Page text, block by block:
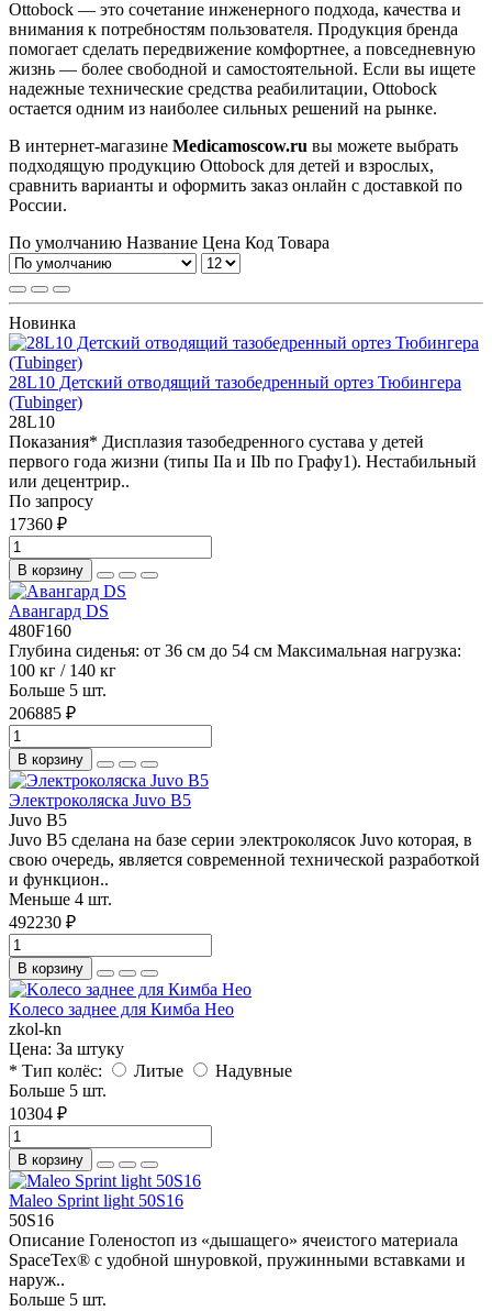
Ottobock — это сочетание инженерного подхода, качества и
внимания к потребностям пользователя. Продукция бренда
помогает сделать передвижение комфортнее, а повседневную
жизнь — более свободной и самостоятельной. Если вы ищете
надежные технические средства реабилитации, Ottobock
остается одним из наиболее сильных решений на рынке.
В интернет-магазине Medicamoscow.ru вы можете выбрать
подходящую продукцию Ottobock для детей и взрослых,
сравнить варианты и оформить заказ онлайн с доставкой по
России.
По умолчанию Название Цена Код Товара
Новинка
28L10 Детский отводящий тазобедренный ортез Тюбингера
(Tubinger)
28L10
Показания* Дисплазия тазобедренного сустава у детей
первого года жизни (типы IIa и IIb по Графу1). Нестабильный
или децентрир..
По запросу
17360 ₽
В корзину
Авангард DS
480F160
Глубина сиденья: от 36 см до 54 см Максимальная нагрузка:
100 кг / 140 кг
Больше 5 шт.
206885 ₽
В корзину
Электроколяска Juvo B5
Juvo B5
Juvo B5 сделана на базе серии электроколясок Juvo которая, в
свою очередь, является современной технической разработкой
и функцион..
Меньше 4 шт.
492230 ₽
В корзину
Kолесо заднее для Кимба Нео
zkol-kn
Цена: За штуку
* Тип колёс:
Литые
Надувные
Больше 5 шт.
10304 ₽
В корзину
Maleo Sprint light 50S16
50S16
Описание Голеностоп из «дышащего» ячеистого материала
SpaceTex® с удобной шнуровкой, пружинными вставками и
наруж..
Больше 5 шт.